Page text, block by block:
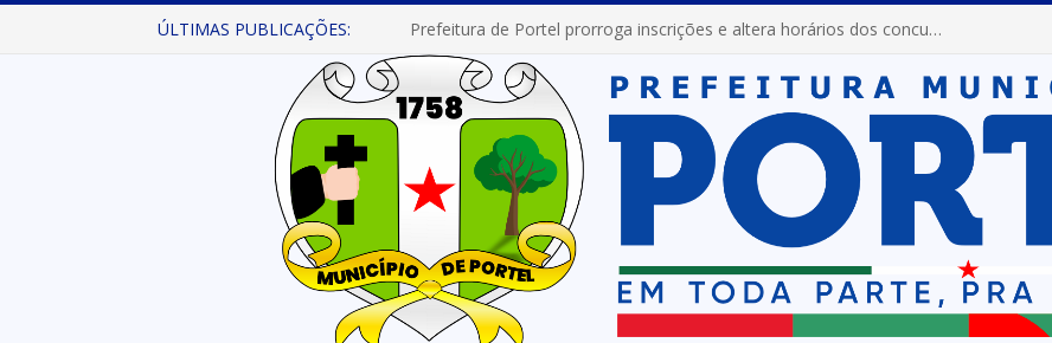
ÚLTIMAS PUBLICAÇÕES: Prefeitura de Portel prorroga inscrições e altera horários dos concursos “Musa” e “Miss Mix Verão 2026”